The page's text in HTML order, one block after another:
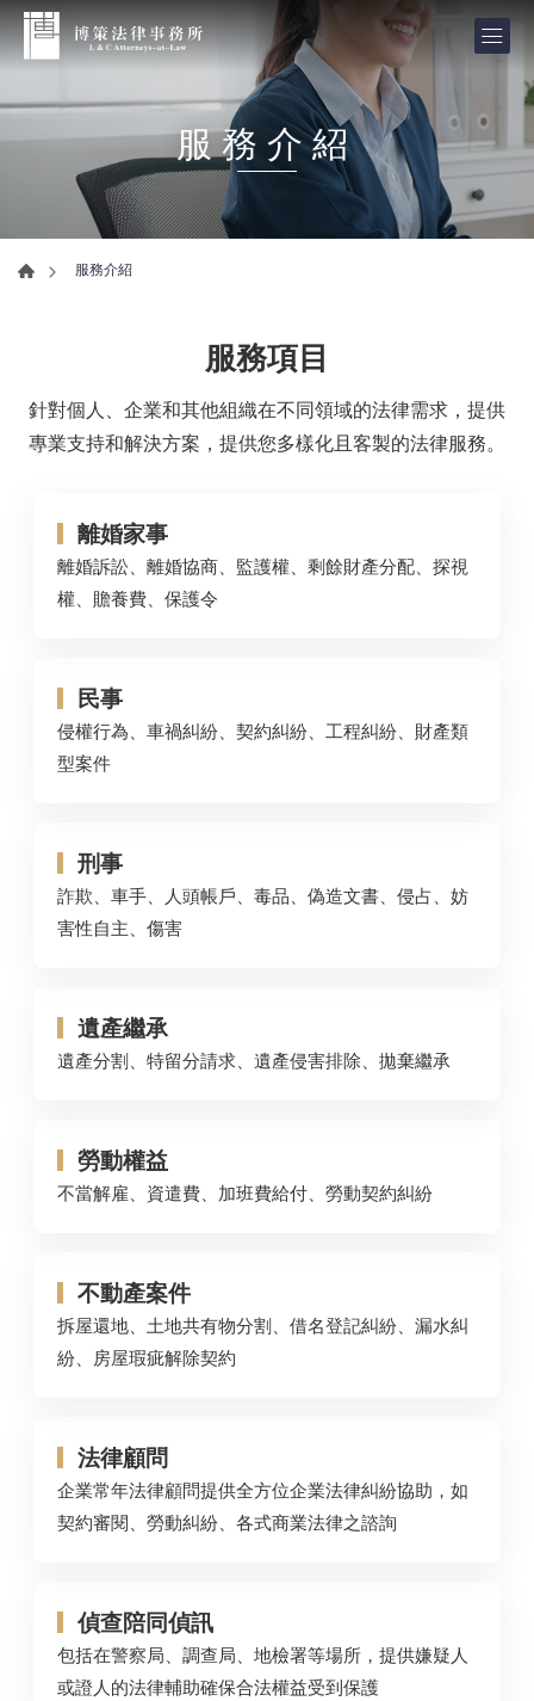
服務介紹
服務介紹
服務項目
針對個人、企業和其他組織在不同領域的法律需求，提供
專業支持和解決方案，提供您多樣化且客製的法律服務。
離婚家事
離婚訴訟、離婚協商、監護權、剩餘財產分配、探視
權、贍養費、保護令
民事
侵權行為、車禍糾紛、契約糾紛、工程糾紛、財產類
型案件
刑事
詐欺、車手、人頭帳戶、毒品、偽造文書、侵占、妨
害性自主、傷害
遺產繼承
遺產分割、特留分請求、遺產侵害排除、拋棄繼承
勞動權益
不當解雇、資遣費、加班費給付、勞動契約糾紛
不動產案件
拆屋還地、土地共有物分割、借名登記糾紛、漏水糾
紛、房屋瑕疵解除契約
法律顧問
企業常年法律顧問提供全方位企業法律糾紛協助，如
契約審閱、勞動糾紛、各式商業法律之諮詢
偵查陪同偵訊
包括在警察局、調查局、地檢署等場所，提供嫌疑人
或證人的法律輔助確保合法權益受到保護